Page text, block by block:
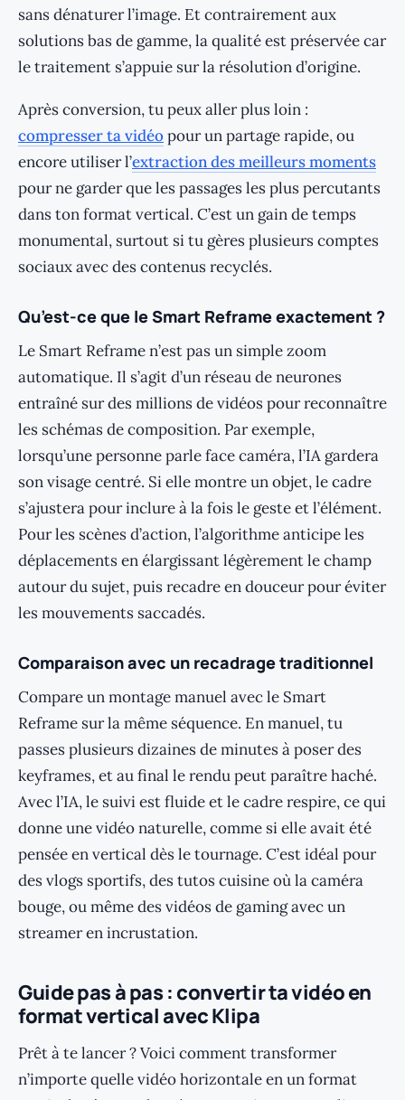
sans dénaturer l’image. Et contrairement aux
solutions bas de gamme, la qualité est préservée car
le traitement s’appuie sur la résolution d’origine.
Après conversion, tu peux aller plus loin :
compresser ta vidéopour un partage rapide, ou
encore utiliser l’extraction des meilleurs moments
pour ne garder que les passages les plus percutants
dans ton format vertical. C’est un gain de temps
monumental, surtout si tu gères plusieurs comptes
sociaux avec des contenus recyclés.
Qu’est-ce que le Smart Reframe exactement ?
Le Smart Reframe n’est pas un simple zoom
automatique. Il s’agit d’un réseau de neurones
entraîné sur des millions de vidéos pour reconnaître
les schémas de composition. Par exemple,
lorsqu’une personne parle face caméra, l’IA gardera
son visage centré. Si elle montre un objet, le cadre
s’ajustera pour inclure à la fois le geste et l’élément.
Pour les scènes d’action, l’algorithme anticipe les
déplacements en élargissant légèrement le champ
autour du sujet, puis recadre en douceur pour éviter
les mouvements saccadés.
Comparaison avec un recadrage traditionnel
Compare un montage manuel avec le Smart
Reframe sur la même séquence. En manuel, tu
passes plusieurs dizaines de minutes à poser des
keyframes, et au final le rendu peut paraître haché.
Avec l’IA, le suivi est fluide et le cadre respire, ce qui
donne une vidéo naturelle, comme si elle avait été
pensée en vertical dès le tournage. C’est idéal pour
des vlogs sportifs, des tutos cuisine où la caméra
bouge, ou même des vidéos de gaming avec un
streamer en incrustation.
Guide pas à pas : convertir ta vidéo en
format vertical avec Klipa
Prêt à te lancer ? Voici comment transformer
n’importe quelle vidéo horizontale en un format